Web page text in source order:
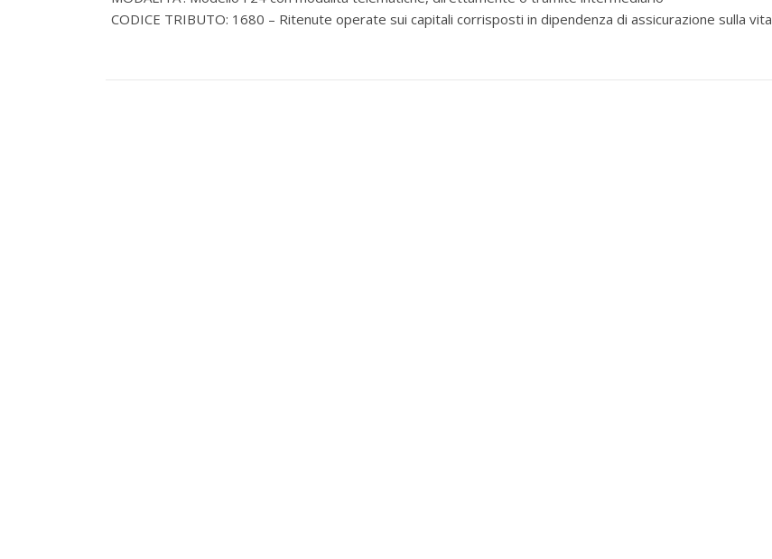
CODICE TRIBUTO: 1680 – Ritenute operate sui capitali corrisposti in dipendenza di assicurazione sulla vita